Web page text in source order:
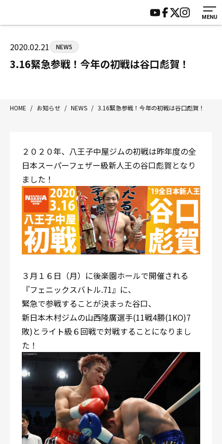
MENU
八王子中屋ボクシングジム
〒192-0072 東京都八王子市南町3-8 第2原嶋ビル1F
Tel/Fax：042-622-7222
営業時間：月〜土 14:00〜22:00 / 日・祝 14:00〜19:00
HOME
ジムについて
トレーニング
入会案内
施設紹介
会員様の声
サポーター募集
2020.02.21 NEWS
3.16緊急参戦！今年の初戦は谷口彪賀！
HOME / お知らせ / NEWS / 3.16緊急参戦！今年の初戦は谷口彪賀！
２０２０年、八王子中屋ジムの初戦は昨年度の全
日本スーパーフェザー級新人王の谷口彪賀となり
ました！
３月１６日（月）に後楽園ホールで開催される
『フェニックスバトル.71』に、
緊急で参戦することが決まった谷口、
新日本木村ジムの山西隆廣選手(11戦4勝(1KO)7
敗)とライト級６回戦で対戦することになりまし
た！